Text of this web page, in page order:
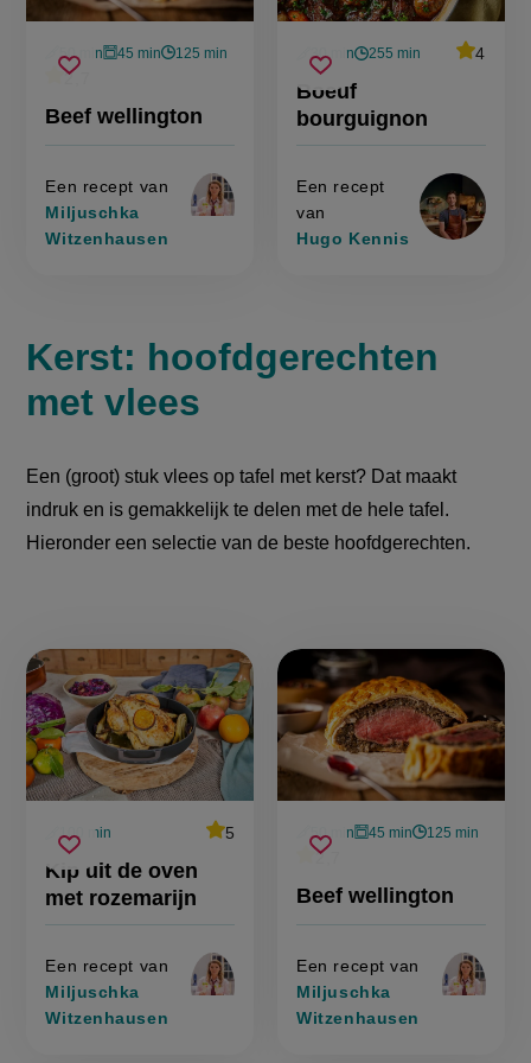
Beef wellington
voorbereidingstijd
50 min
oventijd
45 min
wachttijd
125 min
average
2,7
'beef
Een recept van
Miljuschka
Witzenhausen
Sla
recept
beef
Boeuf
bourguignon
voorbereidingstijd
30 min
wachttijd
255 min
average
4
Een recept
van
Hugo Kennis
Sla
recept
op
boeuf
bourguignon
Kerst: hoofdgerechten
met vlees
Een (groot) stuk vlees op tafel met kerst? Dat maakt
indruk en is gemakkelijk te delen met de hele tafel.
Hieronder een selectie van de beste hoofdgerechten.
Kerst-
hoofdgerechten
met
vlees
Kip uit de oven
met rozemarijn
voorbereidingstijd
100 min
average
5
Beoordeel
'
Een recept van
Miljuschka
Witzenhausen
Sla
recept
op
kip
uit
de
rozemarijn
Beef wellington
voorbereidingstijd
50 min
oventijd
45 min
wachttijd
125 min
average
2,7
'beef
Een recept van
Miljuschka
Witzenhausen
Sla
recept
op
beef